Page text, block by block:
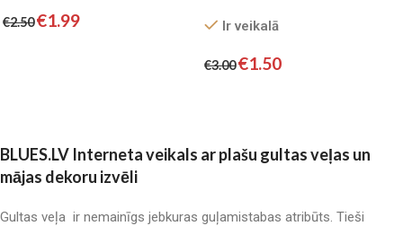
€2.50€1.99 Ir veikalā
€3.00€1.50
BLUES.LV Interneta veikals ar plašu gultas veļas un
mājas dekoru izvēli
Gultas veļa ir nemainīgs jebkuras guļamistabas atribūts. Tieši